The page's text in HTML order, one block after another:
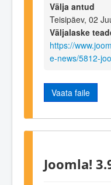
Välja antud
Teisipäev, 02
Väljalaske
https://
e-news/5812-
Vaata faile
Joomla!